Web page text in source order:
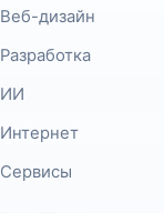
Веб-дизайн
Разработка
ИИ
Интернет
Сервисы